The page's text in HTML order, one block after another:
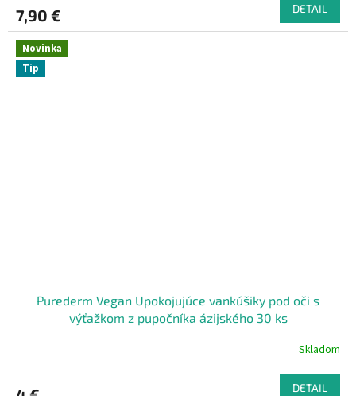
7,90 € DETAIL
Novinka
Tip
Purederm Vegan Upokojujúce vankúšiky pod oči s
výťažkom z pupočníka ázijského 30 ks
Skladom
DETAIL